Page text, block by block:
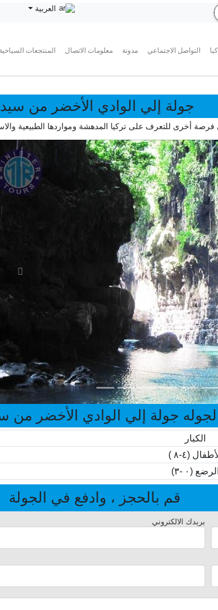
التواصل الاجتماعي مدونة معلومات الاتصال المنتجعات السياحية
العربية
جولة إلي الوادي الأخضر من
أخرى للتعرف على تركيا المدهشة ومواردها الطبيعية
جولة إلي الوادي الأخضر من سيدا
الكبار
(٤-٨ )
الرضع (٠ -٣)
قم بالحجز ، وادفع في الجولة
بريدك الالكتروني